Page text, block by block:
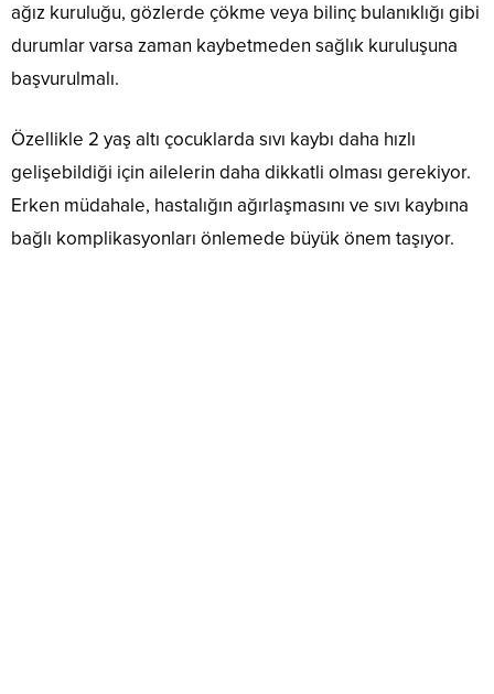
ağız kuruluğu, gözlerde çökme veya bilinç bulanıklığı gibi
durumlar varsa zaman kaybetmeden sağlık kuruluşuna
başvurulmalı.
Özellikle 2 yaş altı çocuklarda sıvı kaybı daha hızlı
gelişebildiği için ailelerin daha dikkatli olması gerekiyor.
Erken müdahale, hastalığın ağırlaşmasını ve sıvı kaybına
bağlı komplikasyonları önlemede büyük önem taşıyor.